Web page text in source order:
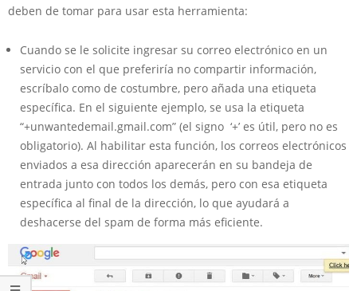
deben de tomar para usar esta herramienta:
Cuando se le solicite ingresar su correo electrónico en un
servicio con el que preferiría no compartir información,
escríbalo como de costumbre, pero añada una etiqueta
específica. En el siguiente ejemplo, se usa la etiqueta
“+unwantedemail.gmail.com” (el signo ‘+’ es útil, pero no es
obligatorio). Al habilitar esta función, los correos electrónicos
enviados a esa dirección aparecerán en su bandeja de
entrada junto con todos los demás, pero con esa etiqueta
específica al final de la dirección, lo que ayudará a
deshacerse del spam de forma más eficiente.